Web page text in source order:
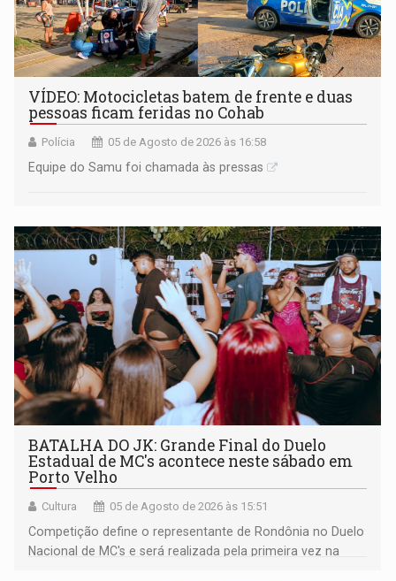
VÍDEO: Motocicletas batem de frente e duas
pessoas ficam feridas no Cohab
Polícia 05 de Agosto de 2026 às 16:58
Equipe do Samu foi chamada às pressas
BATALHA DO JK: Grande Final do Duelo
Estadual de MC's acontece neste sábado em
Porto Velho
Cultura 05 de Agosto de 2026 às 15:51
Competição define o representante de Rondônia no Duelo
Nacional de MC's e será realizada pela primeira vez na